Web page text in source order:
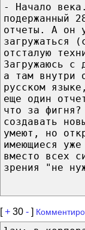
- Начало
подержанный
отчеты. А он
загружаться
отсталую
Загружаюсь с
а там внутри
русском
еще один
что за
создавать
умеют, но
имеющиеся
вместо всех
зрения "не
[+ 30 - ]